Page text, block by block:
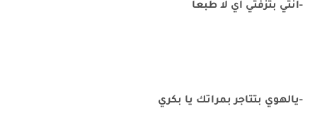
-أنتي بتزفتي أي لا طبعا
-يالهوي بتتاجر بمراتك يا بكري